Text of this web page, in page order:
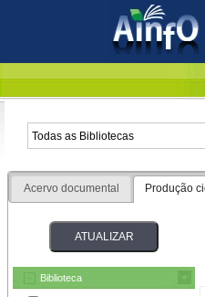
Acervo documental Produção
Biblioteca